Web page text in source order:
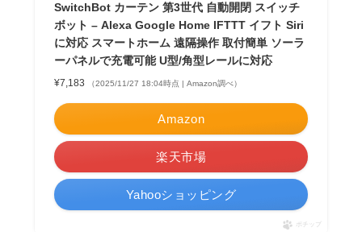
SwitchBot カーテン 第3世代 自動開閉 スイッチ
ボット – Alexa Google Home IFTTT イフト Siri
に対応 スマートホーム 遠隔操作 取付簡単 ソーラ
ーパネルで充電可能 U型/角型レールに対応
¥7,183 （2025/11/27 18:04時点 | Amazon調べ）
Amazon
楽天市場
Yahooショッピング
ポチップ